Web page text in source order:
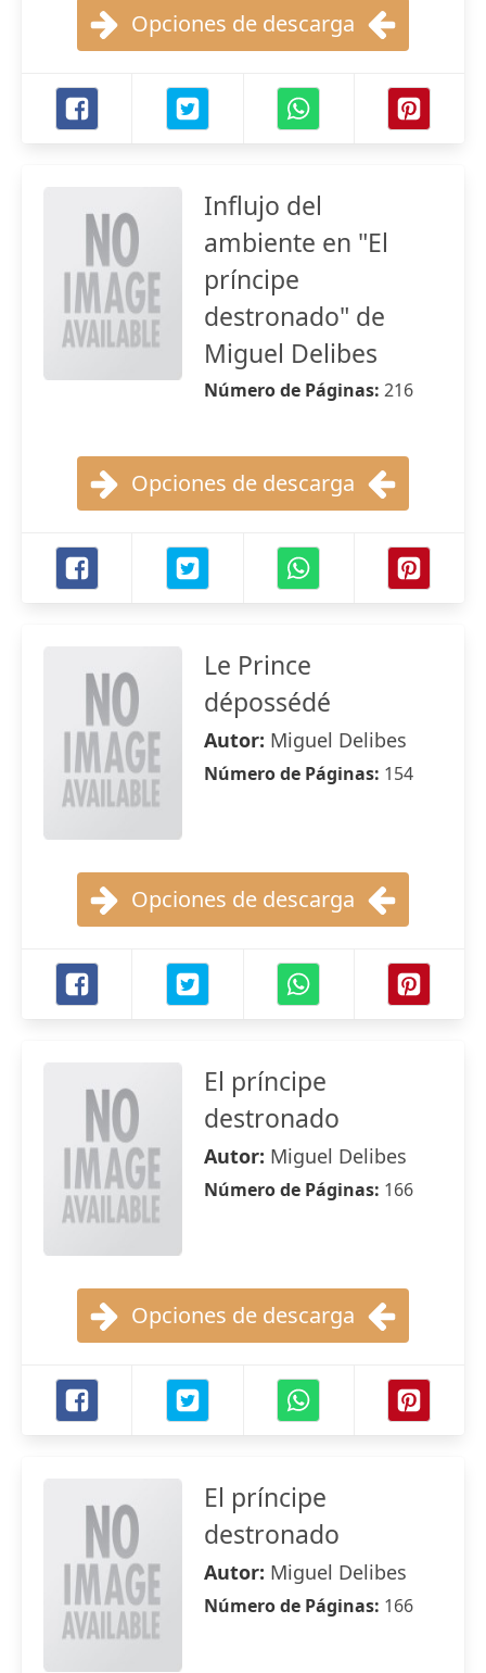
Opciones de descarga
Influjo del
ambiente en "El
príncipe
destronado" de
Miguel Delibes
Número de Páginas: 216
Opciones de descarga
Le Prince
dépossédé
Autor: Miguel Delibes
Número de Páginas: 154
Opciones de descarga
El príncipe
destronado
Autor: Miguel Delibes
Número de Páginas: 166
Opciones de descarga
El príncipe
destronado
Autor: Miguel Delibes
Número de Páginas: 166